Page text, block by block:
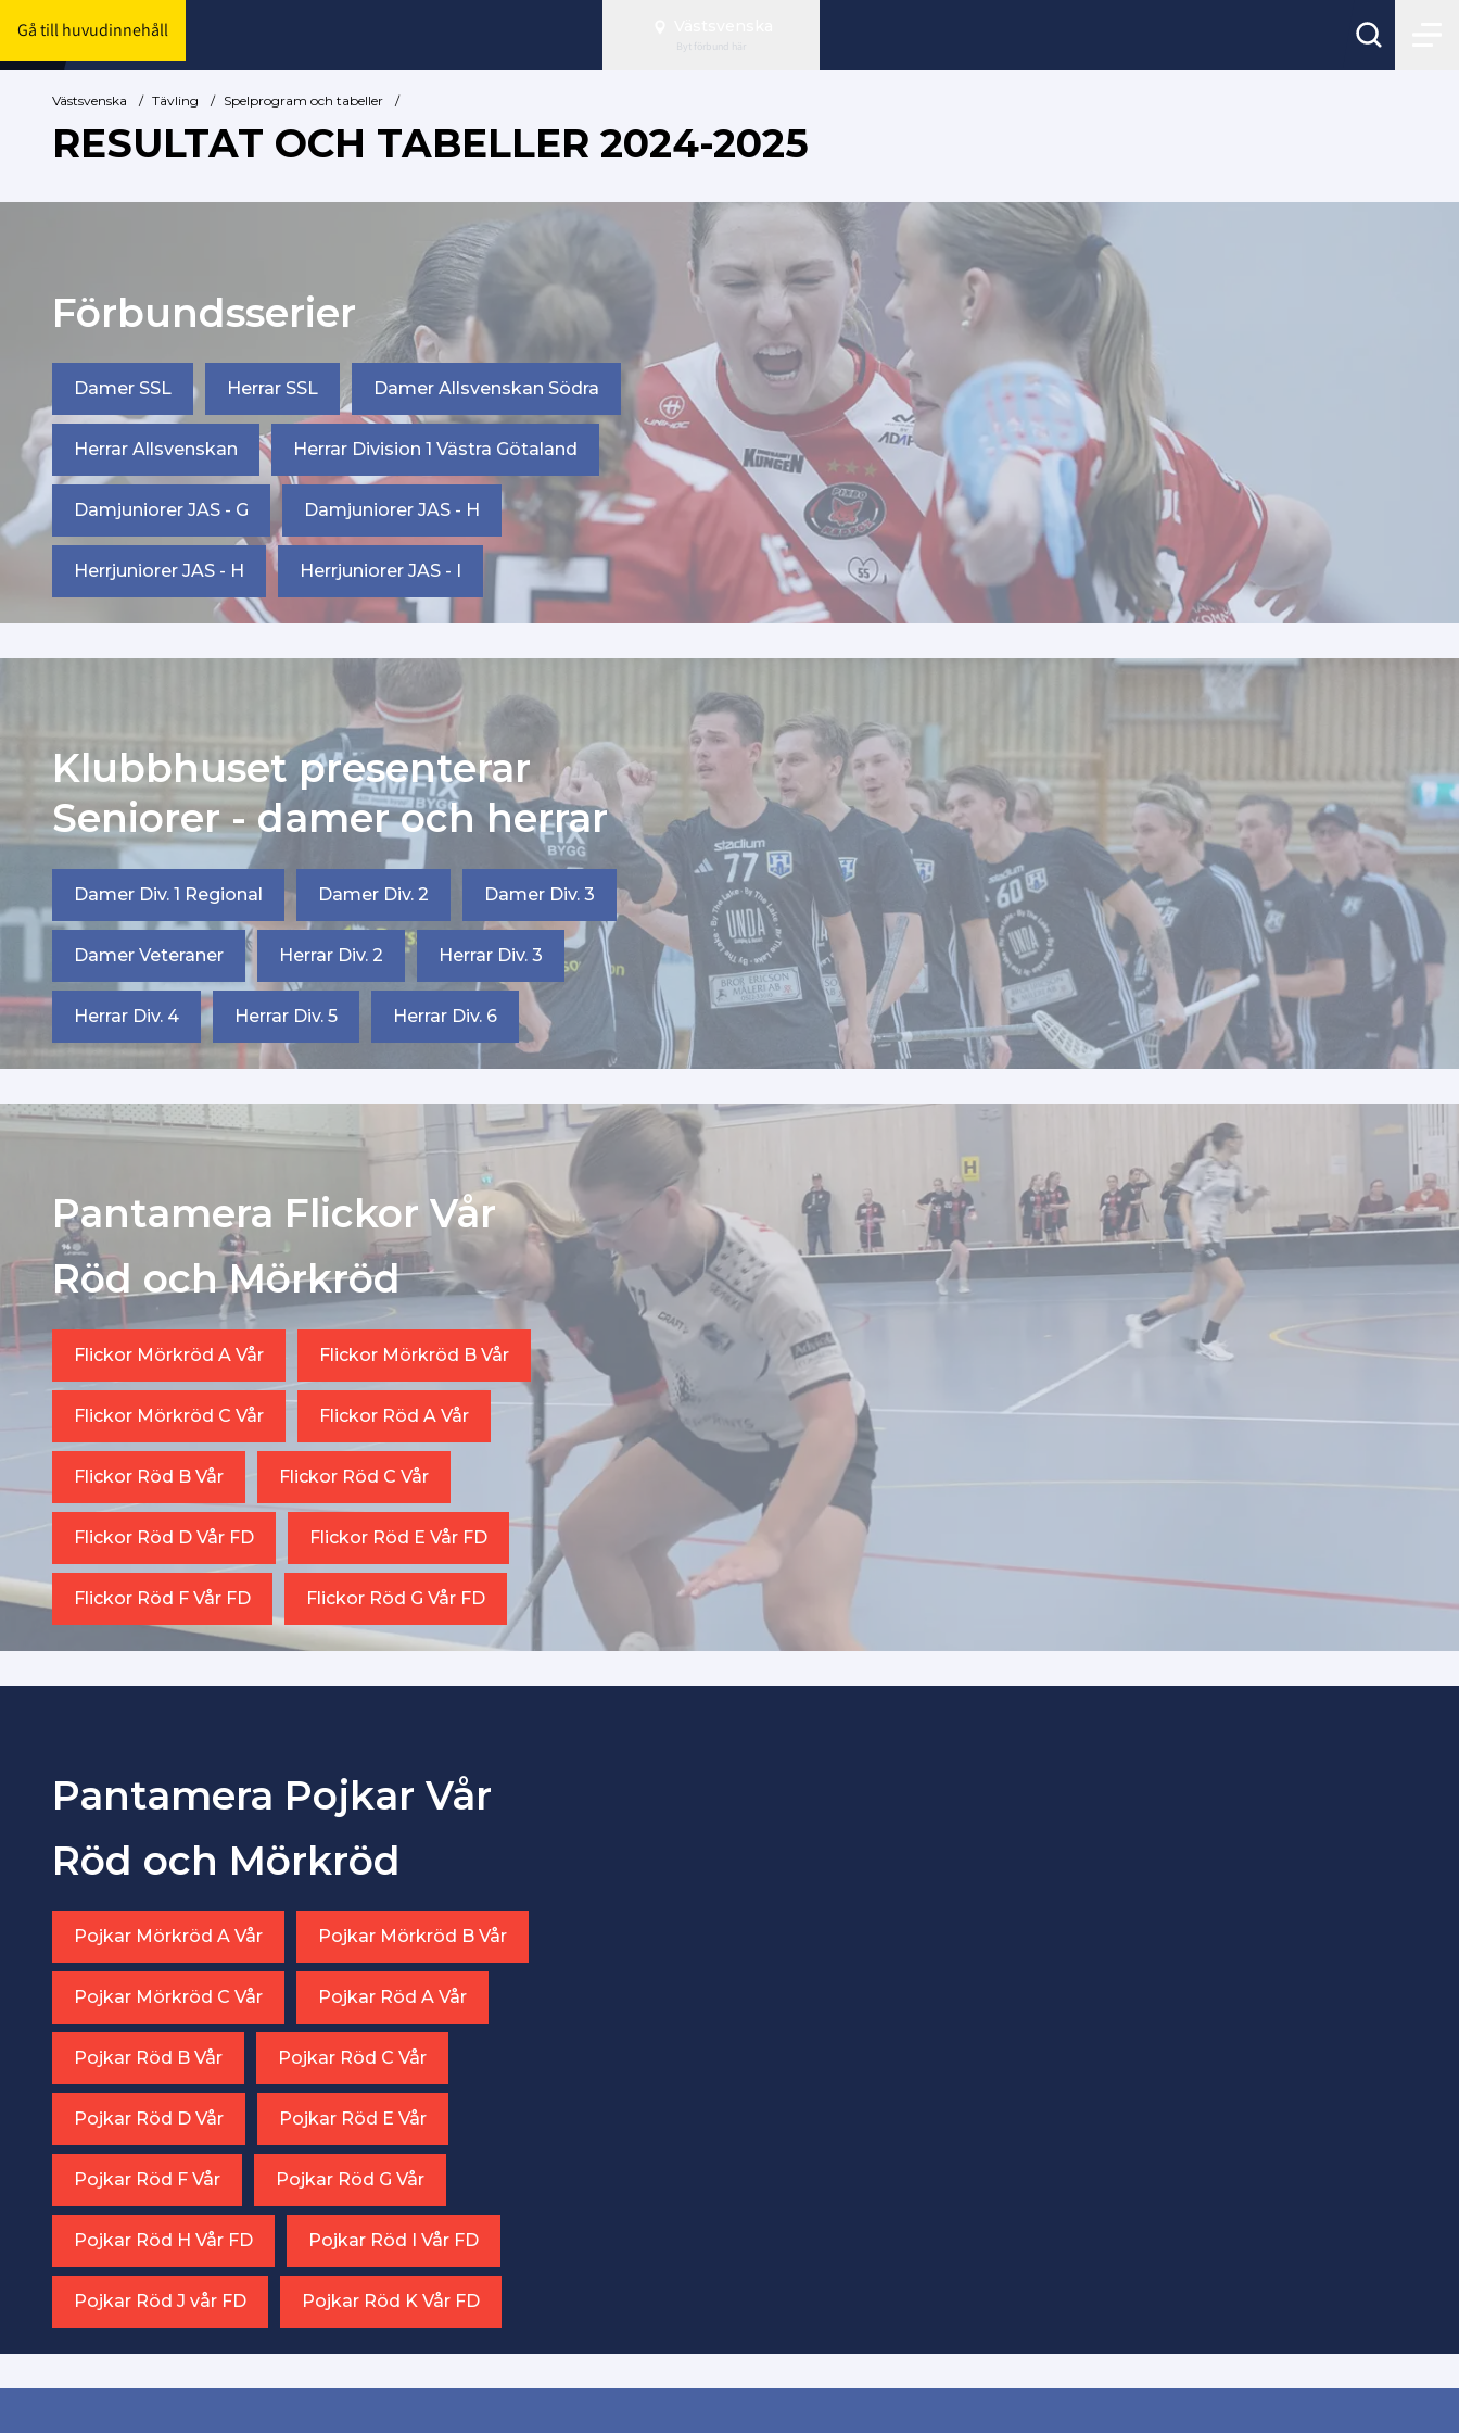
Gå till huvudinnehåll
Byt förbund här
Västsvenska / Tävling / Spelprogram och tabeller /
RESULTAT OCH TABELLER 2024-2025
Förbundsserier
Damer SSL Herrar SSL Damer Allsvenskan Södra
Herrar Allsvenskan Herrar Division 1 Västra Götaland
Damjuniorer JAS - G Damjuniorer JAS - H
Herrjuniorer JAS - H Herrjuniorer JAS - I
Klubbhuset presenterar
Seniorer - damer och herrar
Damer Div. 1 Regional Damer Div. 2 Damer Div. 3
Damer Veteraner Herrar Div. 2 Herrar Div. 3
Herrar Div. 4 Herrar Div. 5 Herrar Div. 6
Pantamera Flickor Vår
Röd och Mörkröd
Flickor Mörkröd A Vår Flickor Mörkröd B Vår
Flickor Mörkröd C Vår Flickor Röd A Vår
Flickor Röd B Vår Flickor Röd C Vår
Flickor Röd D Vår FD Flickor Röd E Vår FD
Flickor Röd F Vår FD Flickor Röd G Vår FD
Pantamera Pojkar Vår
Röd och Mörkröd
Pojkar Mörkröd A Vår Pojkar Mörkröd B Vår
Pojkar Mörkröd C Vår Pojkar Röd A Vår
Pojkar Röd B Vår Pojkar Röd C Vår
Pojkar Röd D Vår Pojkar Röd E Vår
Pojkar Röd F Vår Pojkar Röd G Vår
Pojkar Röd H Vår FD Pojkar Röd I Vår FD
Pojkar Röd J vår FD Pojkar Röd K Vår FD